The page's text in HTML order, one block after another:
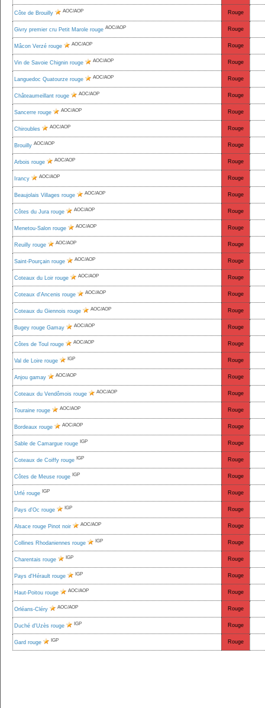
Côte de Brouilly AOC/AOP Rouge
Givry premier cru Petit Marole rouge AOC/AOP Rouge
Mâcon Verzé rouge AOC/AOP Rouge
Vin de Savoie Chignin rouge AOC/AOP Rouge
Languedoc Quatourze rouge AOC/AOP Rouge
Châteaumeillant rouge AOC/AOP Rouge
Sancerre rouge AOC/AOP Rouge
Chiroubles AOC/AOP Rouge
Brouilly AOC/AOP Rouge
Arbois rouge AOC/AOP Rouge
Irancy AOC/AOP Rouge
Beaujolais Villages rouge AOC/AOP Rouge
Côtes du Jura rouge AOC/AOP Rouge
Menetou-Salon rouge AOC/AOP Rouge
Reuilly rouge AOC/AOP Rouge
Saint-Pourçain rouge AOC/AOP Rouge
Coteaux du Loir rouge AOC/AOP Rouge
Coteaux d'Ancenis rouge AOC/AOP Rouge
Coteaux du Giennois rouge AOC/AOP Rouge
Bugey rouge Gamay AOC/AOP Rouge
Côtes de Toul rouge AOC/AOP Rouge
Val de Loire rouge IGP Rouge
Anjou gamay AOC/AOP Rouge
Coteaux du Vendômois rouge AOC/AOP Rouge
Touraine rouge AOC/AOP Rouge
Bordeaux rouge AOC/AOP Rouge
Sable de Camargue rouge IGP Rouge
Coteaux de Coiffy rouge IGP Rouge
Côtes de Meuse rouge IGP Rouge
Urfé rouge IGP Rouge
Pays d'Oc rouge IGP Rouge
Alsace rouge Pinot noir AOC/AOP Rouge
Collines Rhodaniennes rouge IGP Rouge
Charentais rouge IGP Rouge
Pays d'Hérault rouge IGP Rouge
Haut-Poitou rouge AOC/AOP Rouge
Orléans-Cléry AOC/AOP Rouge
Duché d'Uzès rouge IGP Rouge
Gard rouge IGP Rouge